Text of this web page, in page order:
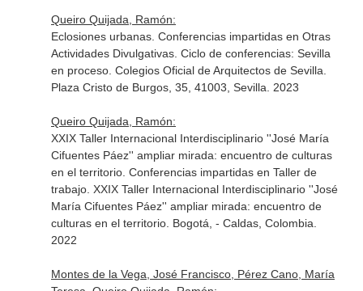
Queiro Quijada, Ramón:
Eclosiones urbanas. Conferencias impartidas en Otras
Actividades Divulgativas. Ciclo de conferencias: Sevilla
en proceso. Colegios Oficial de Arquitectos de Sevilla.
Plaza Cristo de Burgos, 35, 41003, Sevilla. 2023
Queiro Quijada, Ramón:
XXIX Taller Internacional Interdisciplinario ''José María
Cifuentes Páez'' ampliar mirada: encuentro de culturas
en el territorio. Conferencias impartidas en Taller de
trabajo. XXIX Taller Internacional Interdisciplinario ''José
María Cifuentes Páez'' ampliar mirada: encuentro de
culturas en el territorio. Bogotá, - Caldas, Colombia.
2022
Montes de la Vega, José Francisco, Pérez Cano, María